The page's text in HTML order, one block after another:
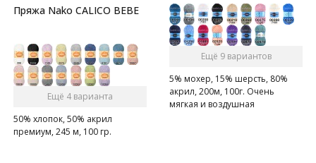
Пряжа Nako CALICO BEBE
Ещё 4 варианта
50% хлопок, 50% акрил
премиум, 245 м, 100 гр.
Ещё 9 вариантов
5% мохер, 15% шерсть, 80%
акрил, 200м, 100г. Очень
мягкая и воздушная